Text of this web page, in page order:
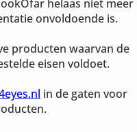
helaas niet meer
onvoldoende is.
producten waarvan de
eisen voldoet.
in de gaten voor